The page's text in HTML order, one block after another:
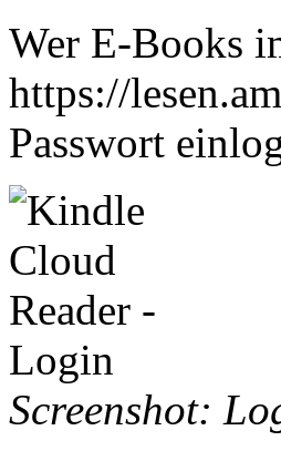
Wer E-Books
https://
Passwort
Screenshot: